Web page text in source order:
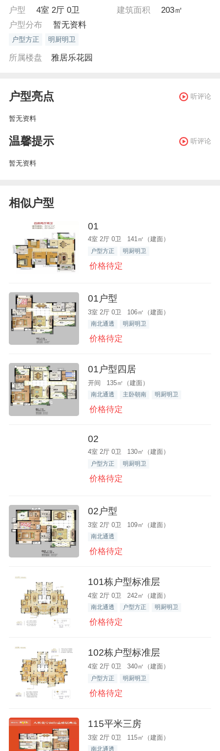
户型
4室 2厅 0卫 建筑面积
203㎡
户型分布
暂无资料
户型方正 明厨明卫
所属楼盘 雅居乐花园
户型亮点 听评论
暂无资料
温馨提示 听评论
暂无资料
相似户型
01
4室 2厅 0卫 141㎡（建面）
户型方正 明厨明卫
价格待定
01户型
3室 2厅 0卫 106㎡（建面）
南北通透 明厨明卫
价格待定
01户型四居
开间 135㎡（建面）
南北通透 主卧朝南 明厨明卫
价格待定
02
4室 2厅 0卫 130㎡（建面）
户型方正 明厨明卫
价格待定
02户型
3室 2厅 0卫 109㎡（建面）
南北通透
价格待定
101栋户型标准层
4室 2厅 0卫 242㎡（建面）
南北通透 户型方正 明厨明卫
价格待定
102栋户型标准层
4室 2厅 0卫 340㎡（建面）
户型方正 明厨明卫
价格待定
115平米三房
3室 2厅 0卫 115㎡（建面）
南北通透